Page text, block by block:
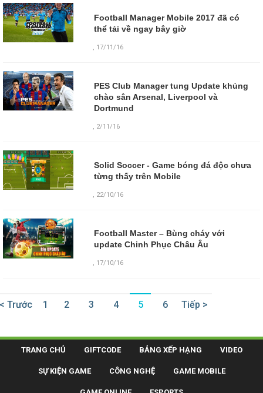
Football Manager Mobile 2017 đã có
thể tải về ngay bây giờ
, 17/11/16
PES Club Manager tung Update khủng
chào sân Arsenal, Liverpool và
Dortmund
, 2/11/16
Solid Soccer - Game bóng đá độc chưa
từng thấy trên Mobile
, 22/10/16
Football Master – Bùng cháy với
update Chinh Phục Châu Âu
, 17/10/16
< Trước 1 2 3 4 5 6 Tiếp >
TRANG CHỦ GIFTCODE BẢNG XẾP HẠNG VIDEO
SỰ KIỆN GAME CÔNG NGHỆ GAME MOBILE